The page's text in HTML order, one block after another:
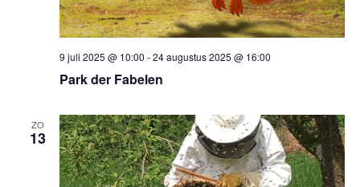
Park der Fabelen
9 juli 2025 @ 10:00 -24 augustus 2025 @ 16:00
ZO
13